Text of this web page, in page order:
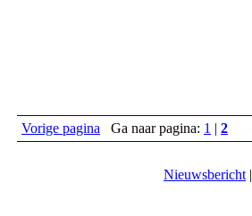
Vorige pagina Ga naar pagina: 1 | 2
Nieuwsbericht